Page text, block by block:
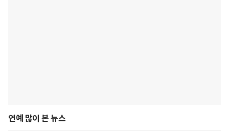
연예 많이 본 뉴스